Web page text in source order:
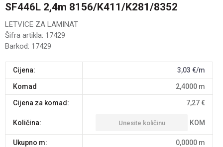
SF446L 2,4m 8156/K411/K281/8352
LETVICE ZA LAMINAT
Šifra artikla: 17429
Barkod: 17429
Cijena: 3,03 €/m
komad 2,4000 m
Cijena za komad: 7,27€
Količina: KOM
Ukupno m: 0,0000 m